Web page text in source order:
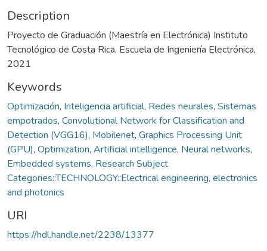
Description
Proyecto de Graduación (Maestría en Electrónica) Instituto
Tecnológico de Costa Rica, Escuela de Ingeniería Electrónica,
2021
Keywords
Optimización, Inteligencia artificial, Redes neurales, Sistemas
empotrados, Convolutional Network for Classification and
Detection (VGG16), Mobilenet, Graphics Processing Unit
(GPU), Optimization, Artificial intelligence, Neural networks,
Embedded systems, Research Subject
Categories::TECHNOLOGY::Electrical engineering, electronics
and photonics
URI
https://hdl.handle.net/2238/13377